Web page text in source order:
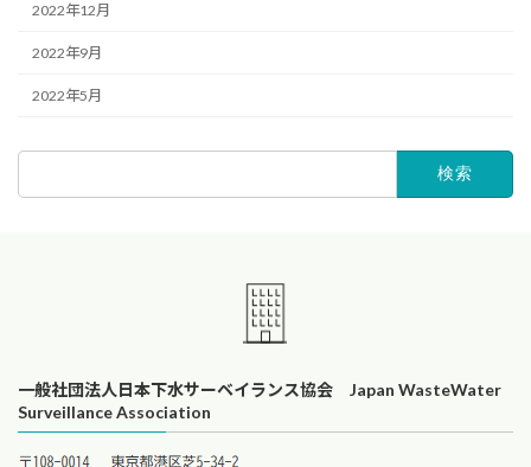
2022年12月
2022年9月
2022年5月
一般社団法人日本下水サーベイランス協会 Japan WasteWater
Surveillance Association